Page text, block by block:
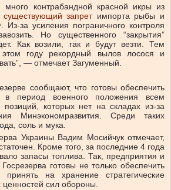
много контрабандной красной икры из
существующий запретимпорта рыбы и
Из-за усиления пограничного контроля
Но существенного “закрытия”
Как возили, так и будут везти. Тем
году рекордный вылов лосося и
— отмечает Загуменный.
сообщают, что готовы обеспечить
в период военного положения всем
которых нет на складах из-за
Минэкономразвития. Среди таких
соль и мука.
Украины Вадим Мосийчук отмечает,
Кроме того, за последние 4 года
запасы топлива. Так, предприятия и
готовы не только обеспечить
на хранение стратегические
сил обороны.